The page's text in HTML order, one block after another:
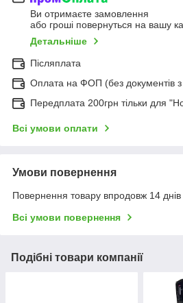
Ви отримаєте замовлення
або гроші повернуться на вашу
Детальніше
Післяплата
Оплата на ФОП (без документів
Передплата 200грн тільки для
Всі умови оплати
Умови повернення
Повернення товару впродовж 14 днів
Всі умови повернення
Подібні товари компанії